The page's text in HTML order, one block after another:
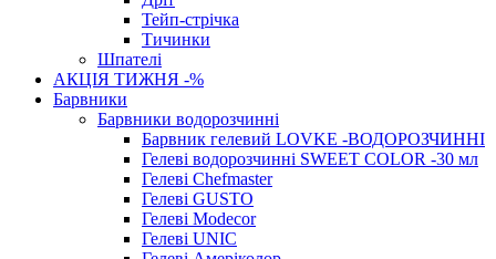
Тейп-стрічка
Тичинки
Шпателі
АКЦІЯ ТИЖНЯ -%
Барвники
Барвники водорозчинні
Барвник гелевий LOVKE -ВОДОРОЗЧИННІ
Гелеві водорозчинні SWEET COLOR -30 мл
Гелеві Chefmaster
Гелеві GUSTO
Гелеві Modecor
Гелеві UNIC